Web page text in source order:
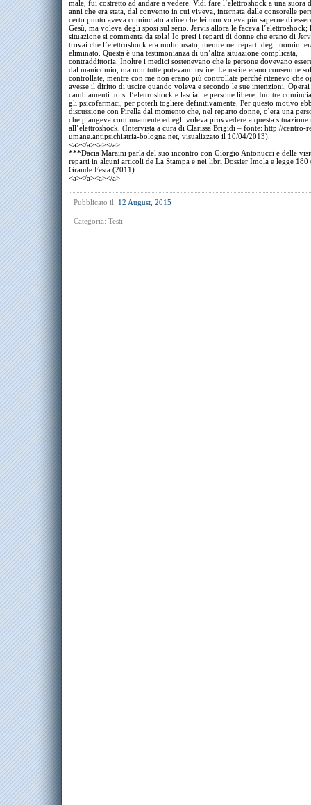
male, fui costretto ad andare a vedere. Vidi fare l’elettroshock a una suora
anni che era stata, dal convento in cui viveva, internata dalle consorelle
certo punto aveva cominciato a dire che lei non voleva più saperne di
Gesù, ma voleva degli sposi sul serio. Jervis allora le faceva l’elettroshock;
situazione si commenta da sola! Io presi i reparti di donne che erano di
trovai che l’elettroshock era molto usato, mentre nei reparti degli uomini
eliminato. Questa è una testimonianza di un’altra situazione complicata,
contraddittoria. Inoltre i medici sostenevano che le persone dovevano
dal manicomio, ma non tutte potevano uscire. Le uscite erano consentite
controllate, mentre con me non erano più controllate perché ritenevo che
avesse il diritto di uscire quando voleva e secondo le sue intenzioni. Operai
cambiamenti: tolsi l’elettroshock e lasciai le persone libere. Inoltre
gli psicofarmaci, per poterli togliere definitivamente. Per questo motivo
discussione con Pirella dal momento che, nel reparto donne, c’era una
che piangeva continuamente ed egli voleva provvedere a questa
all’elettroshock. (Intervista a cura di Clarissa Brigidi – fonte: http://centro-
umane.antipsichiatria-bologna.net, visualizzato il 10/04/2013).
<a></a><a></a>
***Dacia Maraini parla del suo incontro con Giorgio Antonucci e delle
reparti in alcuni articoli de La Stampa e nei libri Dossier Imola e legge 180
Grande Festa (2011).
<a></a><a></a>
Pubblicato il: 12 August, 2015
Categoria: Testi